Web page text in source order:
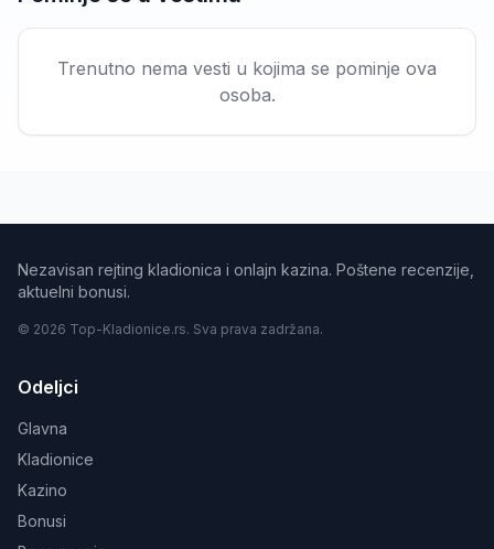
Trenutno nema vesti u kojima se pominje ova
osoba.
Nezavisan rejting kladionica i onlajn kazina. Poštene recenzije,
aktuelni bonusi.
© 2026 Top-Kladionice.rs. Sva prava zadržana.
Odeljci
Glavna
Kladionice
Kazino
Bonusi